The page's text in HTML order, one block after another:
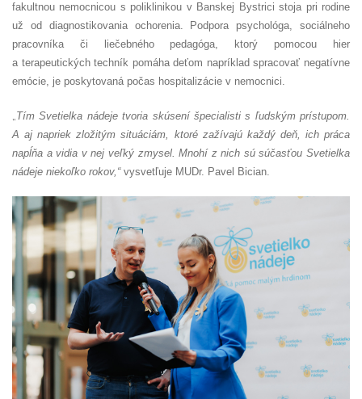
fakultnou nemocnicou s poliklinikou v Banskej Bystrici stoja pri rodine
už od diagnostikovania ochorenia. Podpora psychológa, sociálneho
pracovníka či liečebného pedagóga, ktorý pomocou hier
a terapeutických techník pomáha deťom napríklad spracovať negatívne
emócie, je poskytovaná počas hospitalizácie v nemocnici.
Tím Svetielka nádeje tvoria skúsení špecialisti s ľudským prístupom.
A aj napriek zložitým situáciám, ktoré zažívajú každý deň, ich práca
napĺňa a vidia v nej veľký zmysel. Mnohí z nich sú súčasťou Svetielka
nádeje niekoľko rokov,“vysvetľuje MUDr. Pavel Bician.